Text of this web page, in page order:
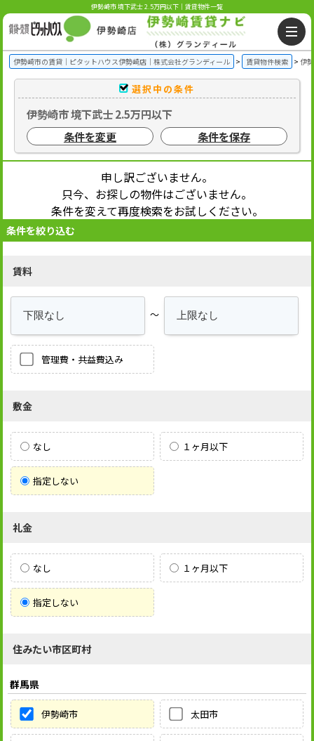
伊勢崎市 境下武士 2.5万円以下｜賃貸物件一覧
伊勢崎市の賃貸｜ピタットハウス伊勢崎店｜株式会社グランディール 賃貸物件検索 伊
選択中の条件
伊勢崎市 境下武士 2.5万円以下
条件を変更
条件を保存
申し訳ございません。
只今、お探しの物件はございません。
条件を変えて再度検索をお試しください。
条件を絞り込む
賃料
～
管理費・共益費込み
敷金
なし １ヶ月以下
指定しない
礼金
なし １ヶ月以下
指定しない
住みたい市区町村
群馬県
伊勢崎市 太田市